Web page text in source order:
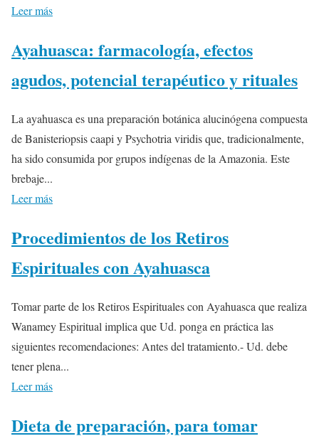
Leer más
Ayahuasca: farmacología, efectos
agudos, potencial terapéutico y rituales
La ayahuasca es una preparación botánica alucinógena compuesta
de Banisteriopsis caapi y Psychotria viridis que, tradicionalmente,
ha sido consumida por grupos indígenas de la Amazonia. Este
brebaje...
Leer más
Procedimientos de los Retiros
Espirituales con Ayahuasca
Tomar parte de los Retiros Espirituales con Ayahuasca que realiza
Wanamey Espiritual implica que Ud. ponga en práctica las
siguientes recomendaciones: Antes del tratamiento.- Ud. debe
tener plena...
Leer más
Dieta de preparación, para tomar